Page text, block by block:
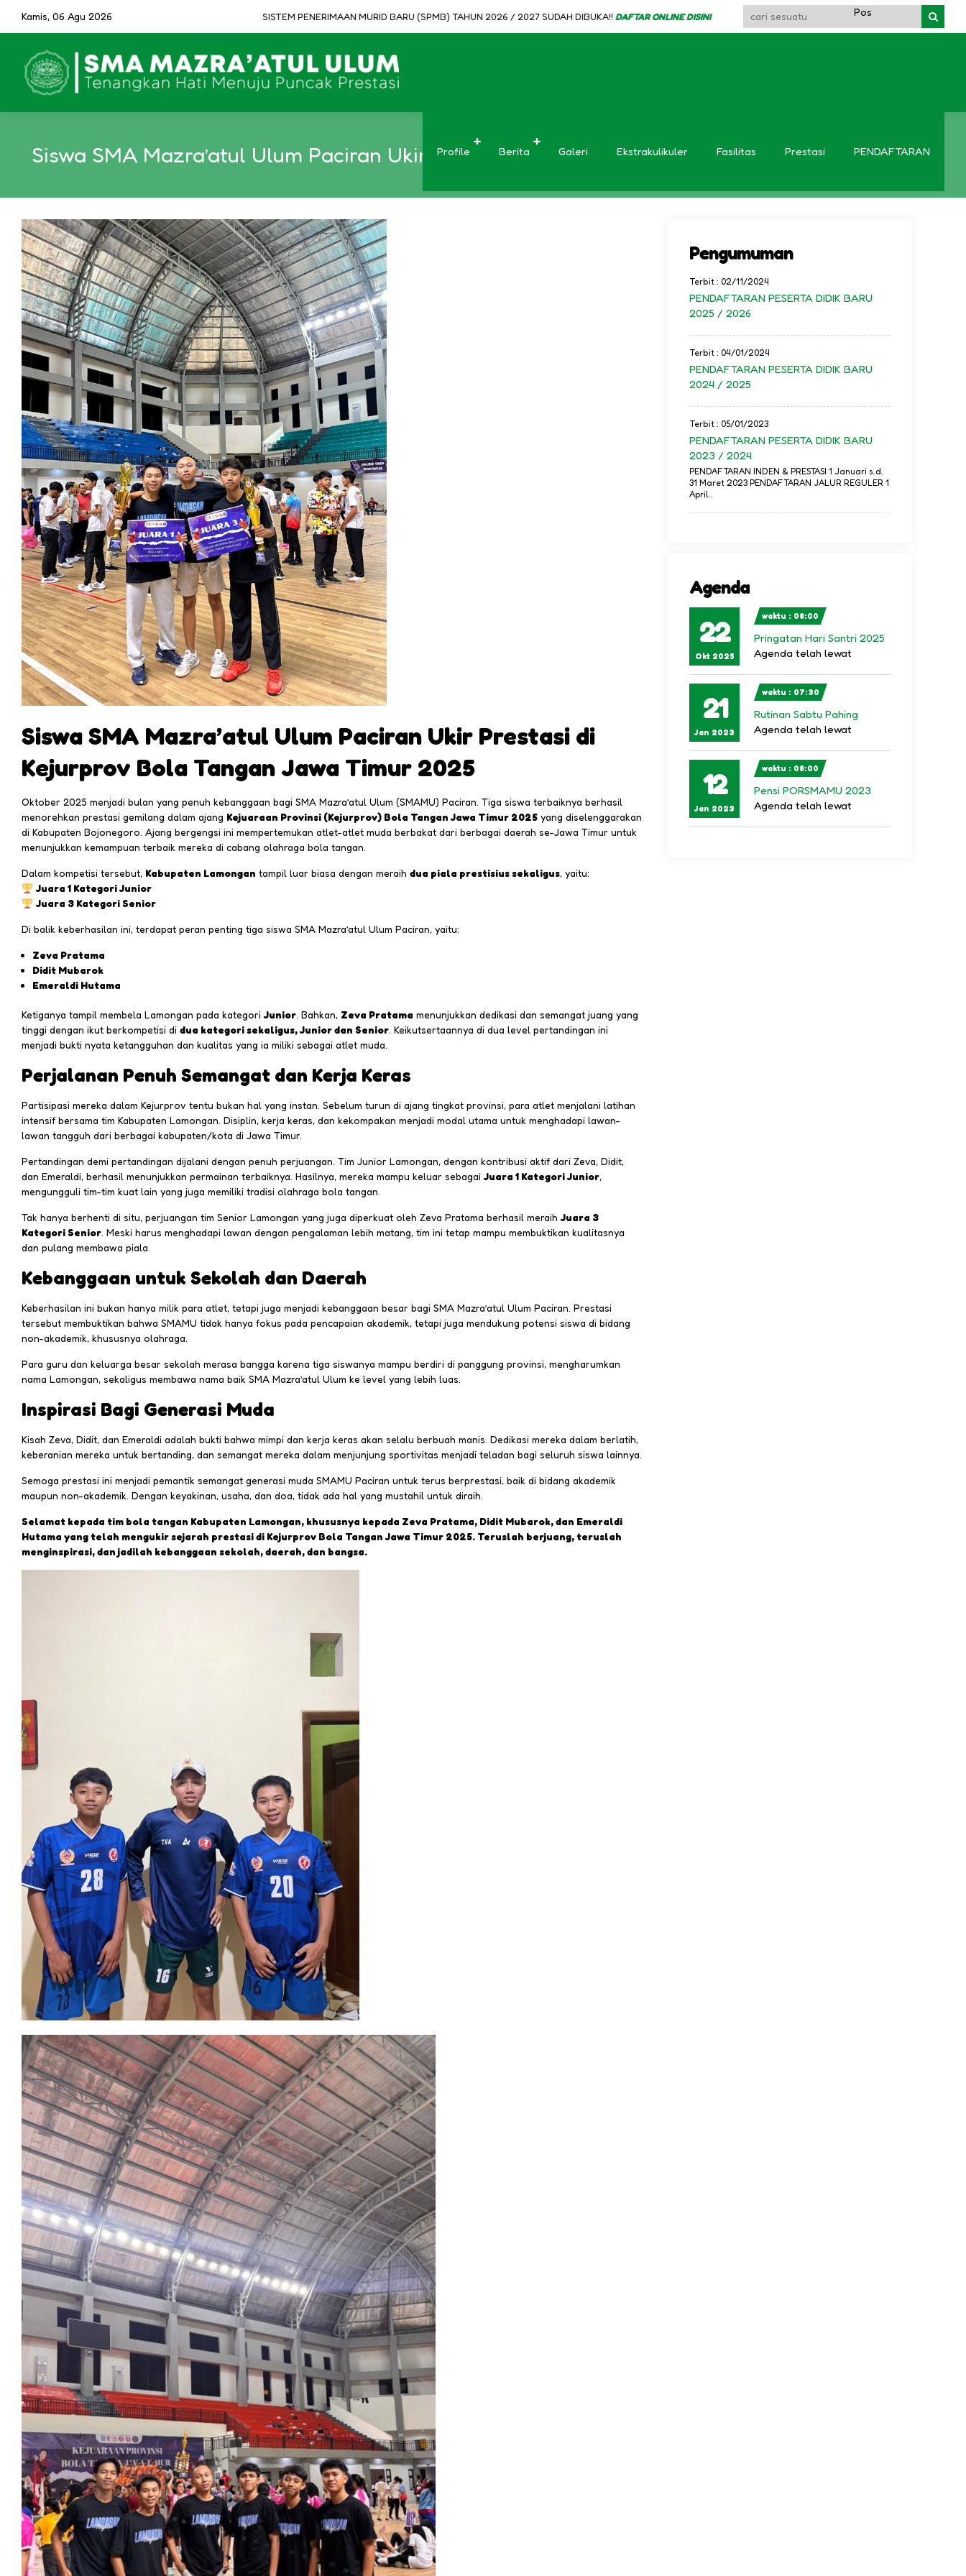
Kamis, 06 Agu 2026 SISTEM PENERIMAAN MURID BARU (SPMB) TAHUN 2026 / 2027 SUDAH DIBUKA!!DAFTAR ONLINE DISINI
Profile Berita Galeri Ekstrakulikuler Fasilitas Prestasi PENDAFTARAN
Siswa SMA Mazra’atul Ulum Paciran Ukir Prestasi di Kejurprov Bola Tangan Jawa Timur 2025
Siswa SMA Mazra’atul Ulum Paciran Ukir Prestasi di
Kejurprov Bola Tangan Jawa Timur 2025
Oktober 2025 menjadi bulan yang penuh kebanggaan bagi SMA Mazra’atul Ulum (SMAMU) Paciran. Tiga siswa terbaiknya berhasil
menorehkan prestasi gemilang dalam ajang Kejuaraan Provinsi (Kejurprov) Bola Tangan Jawa Timur 2025 yang diselenggarakan
di Kabupaten Bojonegoro. Ajang bergengsi ini mempertemukan atlet-atlet muda berbakat dari berbagai daerah se-Jawa Timur untuk
menunjukkan kemampuan terbaik mereka di cabang olahraga bola tangan.
Dalam kompetisi tersebut, Kabupaten Lamongan tampil luar biasa dengan meraih dua piala prestisius sekaligus, yaitu:
Juara 1 Kategori Junior
Juara 3 Kategori Senior
Di balik keberhasilan ini, terdapat peran penting tiga siswa SMA Mazra’atul Ulum Paciran, yaitu:
Zeva Pratama
Didit Mubarok
Emeraldi Hutama
Ketiganya tampil membela Lamongan pada kategori Junior. Bahkan, Zeva Pratama menunjukkan dedikasi dan semangat juang yang
tinggi dengan ikut berkompetisi di dua kategori sekaligus, Junior dan Senior. Keikutsertaannya di dua level pertandingan ini
menjadi bukti nyata ketangguhan dan kualitas yang ia miliki sebagai atlet muda.
Perjalanan Penuh Semangat dan Kerja Keras
Partisipasi mereka dalam Kejurprov tentu bukan hal yang instan. Sebelum turun di ajang tingkat provinsi, para atlet menjalani latihan
intensif bersama tim Kabupaten Lamongan. Disiplin, kerja keras, dan kekompakan menjadi modal utama untuk menghadapi lawan-
lawan tangguh dari berbagai kabupaten/kota di Jawa Timur.
Pertandingan demi pertandingan dijalani dengan penuh perjuangan. Tim Junior Lamongan, dengan kontribusi aktif dari Zeva, Didit,
dan Emeraldi, berhasil menunjukkan permainan terbaiknya. Hasilnya, mereka mampu keluar sebagai Juara 1 Kategori Junior,
mengungguli tim-tim kuat lain yang juga memiliki tradisi olahraga bola tangan.
Tak hanya berhenti di situ, perjuangan tim Senior Lamongan yang juga diperkuat oleh Zeva Pratama berhasil meraih Juara 3
Kategori Senior. Meski harus menghadapi lawan dengan pengalaman lebih matang, tim ini tetap mampu membuktikan kualitasnya
dan pulang membawa piala.
Kebanggaan untuk Sekolah dan Daerah
Keberhasilan ini bukan hanya milik para atlet, tetapi juga menjadi kebanggaan besar bagi SMA Mazra’atul Ulum Paciran. Prestasi
tersebut membuktikan bahwa SMAMU tidak hanya fokus pada pencapaian akademik, tetapi juga mendukung potensi siswa di bidang
non-akademik, khususnya olahraga.
Para guru dan keluarga besar sekolah merasa bangga karena tiga siswanya mampu berdiri di panggung provinsi, mengharumkan
nama Lamongan, sekaligus membawa nama baik SMA Mazra’atul Ulum ke level yang lebih luas.
Inspirasi Bagi Generasi Muda
Kisah Zeva, Didit, dan Emeraldi adalah bukti bahwa mimpi dan kerja keras akan selalu berbuah manis. Dedikasi mereka dalam berlatih,
keberanian mereka untuk bertanding, dan semangat mereka dalam menjunjung sportivitas menjadi teladan bagi seluruh siswa lainnya.
Semoga prestasi ini menjadi pemantik semangat generasi muda SMAMU Paciran untuk terus berprestasi, baik di bidang akademik
maupun non-akademik. Dengan keyakinan, usaha, dan doa, tidak ada hal yang mustahil untuk diraih.
Selamat kepada tim bola tangan Kabupaten Lamongan, khususnya kepada Zeva Pratama, Didit Mubarok, dan Emeraldi
Hutama yang telah mengukir sejarah prestasi di Kejurprov Bola Tangan Jawa Timur 2025. Teruslah berjuang, teruslah
menginspirasi, dan jadilah kebanggaan sekolah, daerah, dan bangsa.
Pengumuman
Terbit : 02/11/2024
PENDAFTARAN PESERTA DIDIK BARU
2025 / 2026
Terbit : 04/01/2024
PENDAFTARAN PESERTA DIDIK BARU
2024 / 2025
Terbit : 05/01/2023
PENDAFTARAN PESERTA DIDIK BARU
2023 / 2024
PENDAFTARAN INDEN & PRESTASI 1 Januari s.d.
31 Maret 2023 PENDAFTARAN JALUR REGULER 1
April..
Agenda
22
Okt 2025
waktu : 08:00
Pringatan Hari Santri 2025
Agenda telah lewat
21
Jan 2023
waktu : 07:30
Rutinan Sabtu Pahing
Agenda telah lewat
12
Jan 2023
waktu : 08:00
Pensi PORSMAMU 2023
Agenda telah lewat